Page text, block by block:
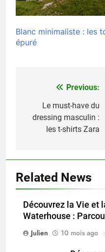
Blanc minimaliste : les
épuré
Navigation
l’article
Previous:
Le must-have du
dressing masculin :
les t-shirts Zara
Related News
Découvrez la Vie et
Waterhouse :
Julien
10 mois ago